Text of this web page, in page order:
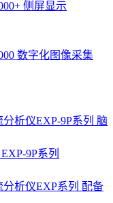
9P系列